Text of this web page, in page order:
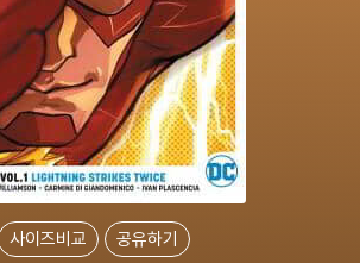
사이즈비교 공유하기